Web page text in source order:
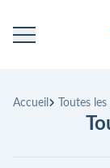
Catégories
Accueil Toutes